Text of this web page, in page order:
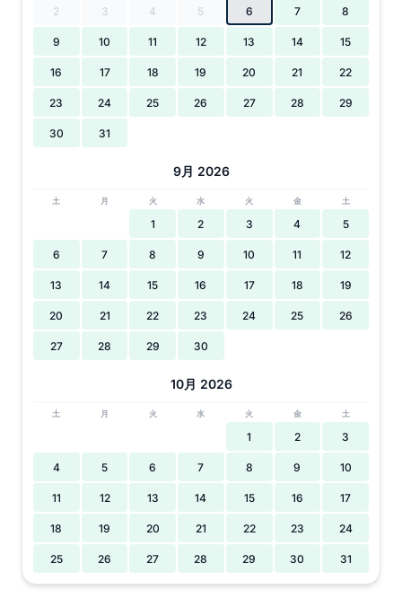
2 3 4 5 6 7 8
9 10 11 12 13 14 15
16 17 18 19 20 21 22
23 24 25 26 27 28 29
30 31
9月 2026
土 月 火 水 火 金 土
1 2 3 4 5
6 7 8 9 10 11 12
13 14 15 16 17 18 19
20 21 22 23 24 25 26
27 28 29 30
10月 2026
土 月 火 水 火 金 土
1 2 3
4 5 6 7 8 9 10
11 12 13 14 15 16 17
18 19 20 21 22 23 24
25 26 27 28 29 30 31